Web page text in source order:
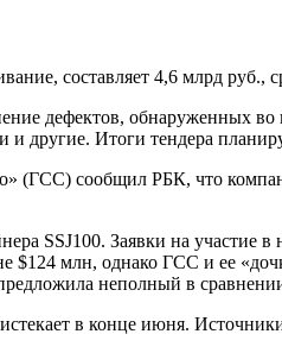
составляет 4,6 млрд
дефектов, обнаруженных
другие. Итоги тендера
(ГСС) сообщил РБК, что
SSJ100. Заявки на
$124 млн, однако ГСС и ее
неполный в
в конце июня.